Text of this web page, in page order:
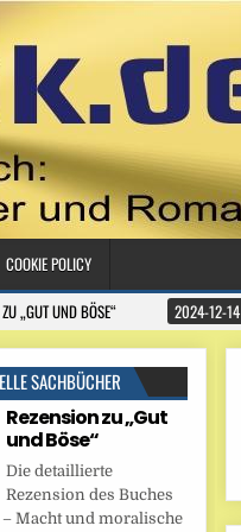
COOKIE POLICY
„GUT UND BÖSE“ 2024-12-14
SACHBÜCHER
Rezension zu „Gut
und Böse“
Die detaillierte
Rezension des Buches
– Macht und moralische